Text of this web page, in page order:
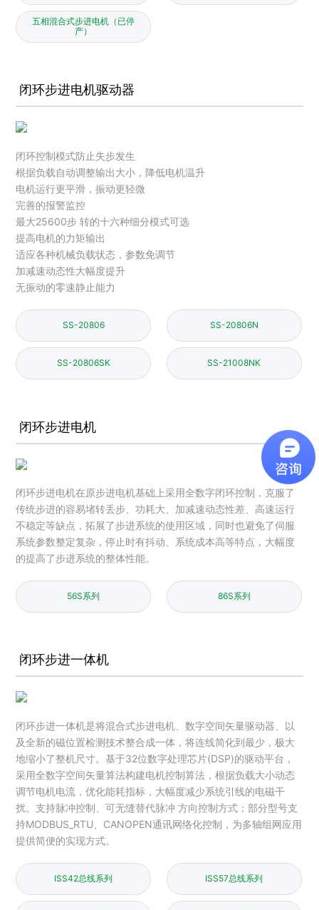
五相混合式步进电机（已停
产）
闭环步进电机驱动器
闭环控制模式防止失步发生
根据负载自动调整输出大小，降低电机温升
电机运行更平滑，振动更轻微
完善的报警监控
最大25600步 转的十六种细分模式可选
提高电机的力矩输出
适应各种机械负载状态，参数免调节
加减速动态性大幅度提升
无振动的零速静止能力
SS-20806 SS-20806N
SS-20806SK SS-21008NK
闭环步进电机
闭环步进电机在原步进电机基础上采用全数字闭环控制，克服了
传统步进的容易堵转丢步、功耗大、加减速动态性差、高速运行
不稳定等缺点，拓展了步进系统的使用区域，同时也避免了伺服
系统参数整定复杂，停止时有抖动、系统成本高等特点，大幅度
的提高了步进系统的整体性能。
56S系列 86S系列
闭环步进一体机
闭环步进一体机是将混合式步进电机、数字空间矢量驱动器、以
及全新的磁位置检测技术整合成一体，将连线简化到最少，极大
地缩小了整机尺寸。基于32位数字处理芯片(DSP)的驱动平台，
采用全数字空间矢量算法构建电机控制算法，根据负载大小动态
调节电机电流，优化能耗指标，大幅度减少系统引线的电磁干
扰。支持脉冲控制、可无缝替代脉冲 方向控制方式；部分型号支
持MODBUS_RTU、CANOPEN通讯网络化控制，为多轴组网应用
提供简便的实现方式。
ISS42总线系列 ISS57总线系列